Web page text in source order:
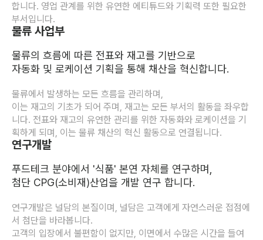
합니다. 영업 관계를 위한 유연한 에티튜드와 기획력 또한 필요한
부서입니다.
물류 사업부
물류의 흐름에 따른 전표와 재고를 기반으로
자동화 및 로케이션 기획을 통해 채산을 혁신합니다.
​물류에서 발생하는 모든 흐름을 관리하며,
이는 재고의 기초가 되어 주며, 재고는 모든 부서의 활동을 좌우합
니다. 전표와 재고의 유연한 관리를 위한 자동화와 로케이션을 기
획하게 되며, 이는 물류 채산의 혁신 활동으로 연결됩니다.
연구개발
​푸드테크 분야에서 '식품' 본연 자체를 연구하며,
첨단 CPG(소비재)산업을 개발 연구 합니다.
​​​연구개발은 널담의 본질이며, 널담은 고객에게 자연스러운 접점에
서 첨단을 바라봅니다.
고객의 입장에서 불편함이 없지만, 이면에서 수많은 시간을 들여